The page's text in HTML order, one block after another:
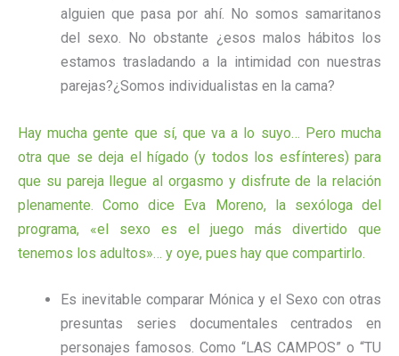
alguien que pasa por ahí. No somos samaritanos
del sexo. No obstante ¿esos malos hábitos los
estamos trasladando a la intimidad con nuestras
parejas?¿Somos individualistas en la cama?
Hay mucha gente que sí, que va a lo suyo… Pero mucha
otra que se deja el hígado (y todos los esfínteres) para
que su pareja llegue al orgasmo y disfrute de la relación
plenamente. Como dice Eva Moreno, la sexóloga del
programa, «el sexo es el juego más divertido que
tenemos los adultos»… y oye, pues hay que compartirlo.
Es inevitable comparar Mónica y el Sexo con otras
presuntas series documentales centrados en
personajes famosos. Como “LAS CAMPOS” o “TU